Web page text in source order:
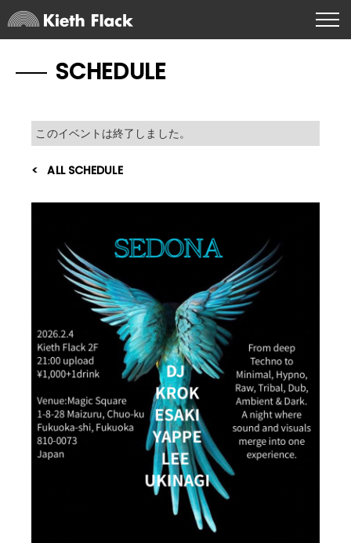
SCHEDULE
このイベントは終了しました。
ALL SCHEDULE